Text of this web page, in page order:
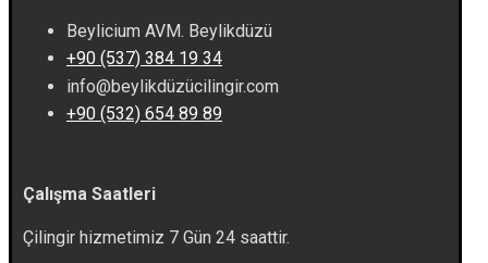
Beylicium AVM. Beylikdüzü
+90 (537) 384 19 34
info@beylikdüzücilingir.com
+90 (532) 654 89 89
Çalışma Saatleri
Çilingir hizmetimiz 7 Gün 24 saattir.